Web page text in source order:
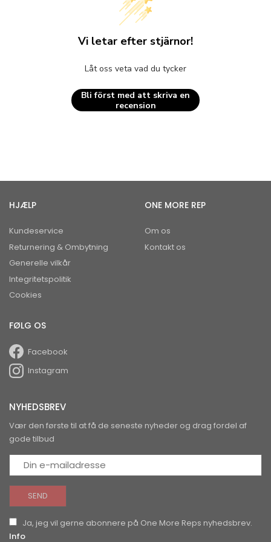
Vi letar efter stjärnor!
Låt oss veta vad du tycker
Bli först med att skriva en
recension
HJÆLP
Kundeservice
Returnering & Ombytning
Generelle vilkår
Integritetspolitik
Cookies
ONE MORE REP
Om os
Kontakt os
FØLG OS
Facebook
Instagram
NYHEDSBREV
Vær den første til at få de seneste nyheder og drag fordel af
gode tilbud
Ja, jeg vil gerne abonnere på One More Reps nyhedsbrev.
Info